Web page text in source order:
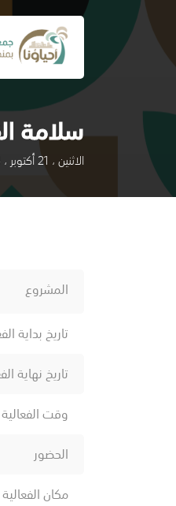
سلامة
الاثنين ، 21 أكتوبر ، 2024 - الاثنين ، 21 أكتوبر ، 2024
المشروع
تاريخ بداية
تاريخ نهاية
وقت الفعالية
الحضور
مكان الفعالية